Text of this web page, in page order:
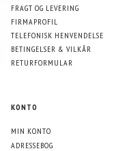
FRAGT OG LEVERING
FIRMAPROFIL
TELEFONISK HENVENDELSE
BETINGELSER & VILKÅR
RETURFORMULAR
KONTO
MIN KONTO
ADRESSEBOG